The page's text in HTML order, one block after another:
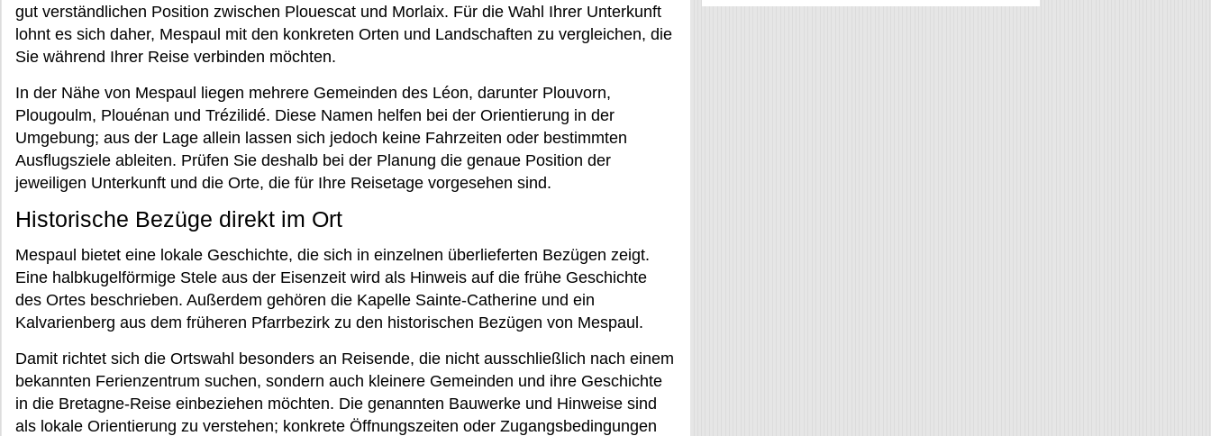
gut verständlichen Position zwischen Plouescat und Morlaix. Für die Wahl Ihrer Unterkunft
lohnt es sich daher, Mespaul mit den konkreten Orten und Landschaften zu vergleichen, die
Sie während Ihrer Reise verbinden möchten.
In der Nähe von Mespaul liegen mehrere Gemeinden des Léon, darunter Plouvorn,
Plougoulm, Plouénan und Trézilidé. Diese Namen helfen bei der Orientierung in der
Umgebung; aus der Lage allein lassen sich jedoch keine Fahrzeiten oder bestimmten
Ausflugsziele ableiten. Prüfen Sie deshalb bei der Planung die genaue Position der
jeweiligen Unterkunft und die Orte, die für Ihre Reisetage vorgesehen sind.
Historische Bezüge direkt im Ort
Mespaul bietet eine lokale Geschichte, die sich in einzelnen überlieferten Bezügen zeigt.
Eine halbkugelförmige Stele aus der Eisenzeit wird als Hinweis auf die frühe Geschichte
des Ortes beschrieben. Außerdem gehören die Kapelle Sainte-Catherine und ein
Kalvarienberg aus dem früheren Pfarrbezirk zu den historischen Bezügen von Mespaul.
Damit richtet sich die Ortswahl besonders an Reisende, die nicht ausschließlich nach einem
bekannten Ferienzentrum suchen, sondern auch kleinere Gemeinden und ihre Geschichte
in die Bretagne-Reise einbeziehen möchten. Die genannten Bauwerke und Hinweise sind
als lokale Orientierung zu verstehen; konkrete Öffnungszeiten oder Zugangsbedingungen